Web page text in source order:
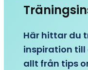
Här hittar du
inspiration till
allt från tips